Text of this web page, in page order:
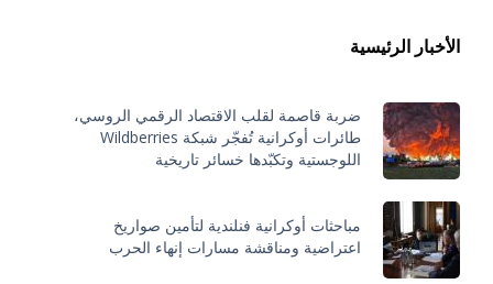
الأخبار الرئيسية
ضربة قاصمة لقلب الاقتصاد الرقمي الروسي،
طائرات أوكرانية تُفجّر شبكة Wildberries
اللوجستية وتكبّدها خسائر تاريخية
مباحثات أوكرانية فنلندية لتأمين صواريخ
اعتراضية ومناقشة مسارات إنهاء الحرب